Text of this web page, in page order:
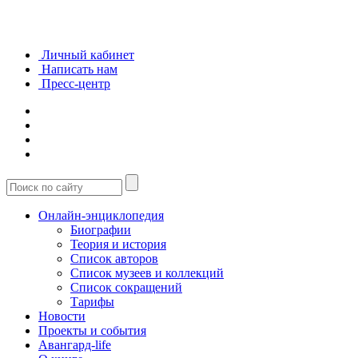
Личный кабинет
Написать нам
Пресс-центр
Онлайн-энциклопедия
Биографии
Теория и история
Список авторов
Список музеев и коллекций
Список сокращений
Тарифы
Новости
Проекты и события
Авангард-life